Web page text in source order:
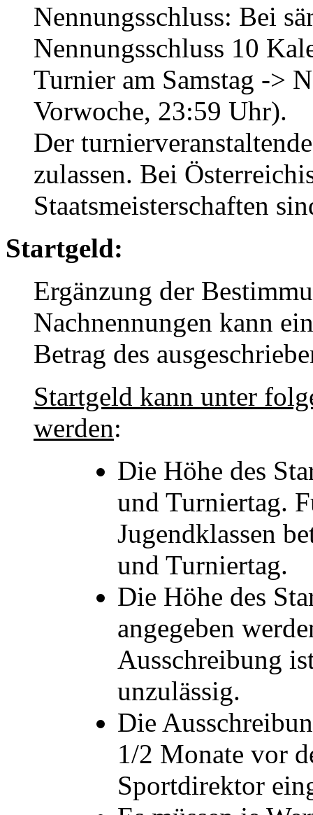
Nennungsschluss: Bei
Nennungsschluss 10
Turnier am Samstag ->
Vorwoche, 23:59 Uhr).
Der
zulassen. Bei
Staatsmeisterschaften
Startgeld:
Ergänzung der
Nachnennungen kann
Betrag des
Startgeld kann unter
werden:
Die Höhe des
und Turniertag.
Jugendklassen
und Turniertag.
Die Höhe des
angegeben
Ausschreibung
unzulässig.
Die
1/2 Monate vor
Sportdirektor